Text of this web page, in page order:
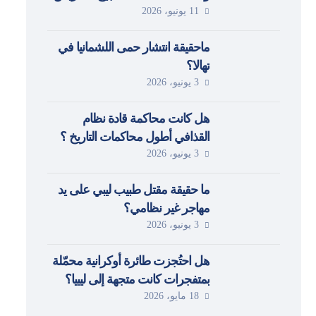
والكراهية ضد المُهاجرين وطالبي
11 يونيو، 2026
ماحقيقة انتشار حمى اللشمانيا في
تهالا؟
3 يونيو، 2026
هل كانت محاكمة قادة نظام
القذافي أطول محاكمات التاريخ ؟
3 يونيو، 2026
ما حقيقة مقتل طبيب ليبي على يد
مهاجر غير نظامي؟
3 يونيو، 2026
هل احتُجزت طائرة أوكرانية محمّلة
بمتفجرات كانت متجهة إلى ليبيا؟
18 مايو، 2026